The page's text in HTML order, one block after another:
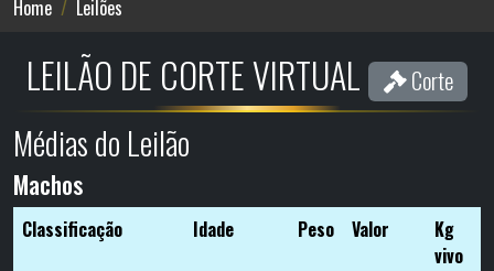
Home Leilões
LEILÃO DE CORTE VIRTUAL Corte
Médias do Leilão
Machos
Classificação Idade Peso Valor
Kg
vivo